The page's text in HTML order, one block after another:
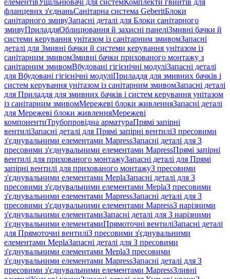
елементівУщільнювачі для системКомплекти гвинтів для
фланцевих з'єднаньСанітарна система GeberitБлоки
санітарного змивуЗапасні деталі для Блоки санітарного
змивуПриладдяОблицювання й захисні панеліЗмивні бачки й
системи керування унітазом із санітарним змивомЗапасні
деталі для Змивні бачки й системи керування унітазом із
санітарним змивомЗмивні бачки прихованого монтажу з
санітарним змивомВбудовані гігієнічні модуліЗапасні деталі
для Вбудовані гігієнічні модуліПриладдя для змивних бачків і
систем керування унітазом із санітарним змивомЗапасні деталі
для Приладдя для змивних бачків і систем керування унітазом
із санітарним змивомМережеві блоки живленняЗапасні деталі
для Мережеві блоки живленняМережеві
компонентиТрубопровідна арматураПрямі запірні
вентиліЗапасні деталі для Прямі запірні вентиліЗ пресовими
з'єднувальними елементами MapressЗапасні деталі для З
пресовими з'єднувальними елементами MapressПрямі запірні
вентилі для прихованого монтажуЗапасні деталі для Прямі
запірні вентилі для прихованого монтажуЗ пресовими
з'єднувальними елементами MeplaЗапасні деталі для З
пресовими з'єднувальними елементами MeplaЗ пресовими
з'єднувальними елементами MapressЗапасні деталі для З
пресовими з'єднувальними елементами MapressЗ нарізними
з'єднувальними елементамиЗапасні деталі для З нарізними
з'єднувальними елементамиПрямоточні вентиліЗапасні деталі
для Прямоточні вентиліЗ пресовими з'єднувальними
елементами MeplaЗапасні деталі для З пресовими
з'єднувальними елементами MeplaЗ пресовими
з'єднувальними елементами MapressЗапасні деталі для З
пресовими з'єднувальними елементами MapressЗливні